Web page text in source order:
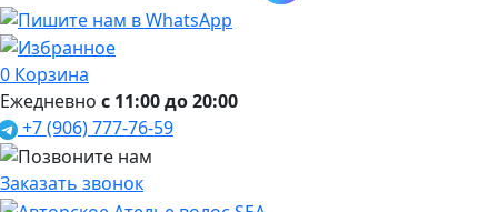
0 Корзина
Ежедневно с 11:00 до 20:00
+7 (906) 777-76-59
Заказать звонок